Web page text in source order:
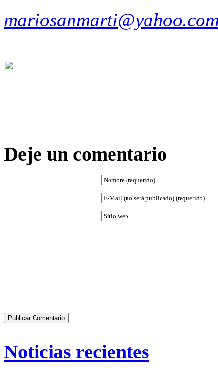
Deje un comentario
Nombre (requerido)
E-Mail (no será publicado) (requerido)
Sitio web
Noticias recientes